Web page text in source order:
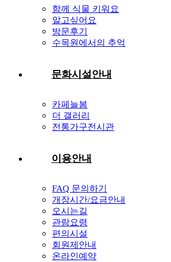
함께 식물 키워요
알고싶어요
방문후기
수목원에서의 추억
문화시설안내
카페늘봄
더 갤러리
전통가구전시관
이용안내
FAQ 문의하기
개장시간/요금안내
오시는길
관람요령
편의시설
회원제안내
온라인예약